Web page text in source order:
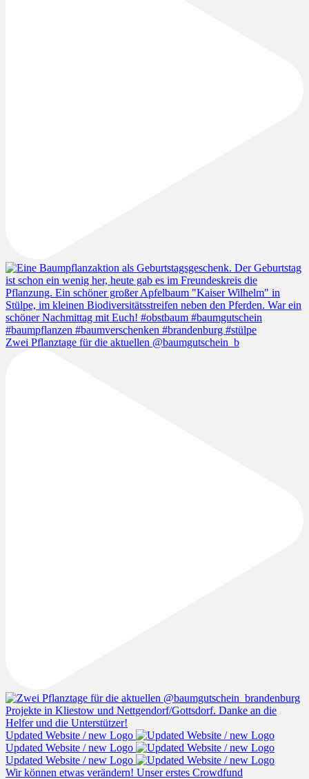
Zwei Pflanztage für die aktuellen @baumgutschein_b
Updated Website / new Logo
Updated Website / new Logo
Updated Website / new Logo
Wir können etwas verändern! Unser erstes Crowdfund